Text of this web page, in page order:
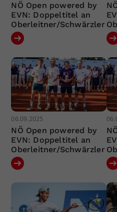
NÖ Open powered by
EVN: Doppeltitel an
Oberleitner/Schwärzler
06.09.2025
NÖ Open powered by
EVN: Doppeltitel an
Oberleitner/Schwärzler